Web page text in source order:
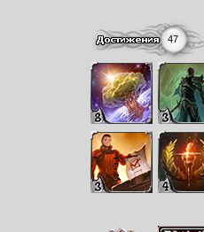
47